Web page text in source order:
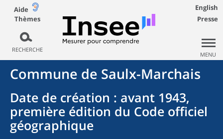
Aide
Thèmes
RECHERCHE
English
Presse
MENU
Commune de Saulx-Marchais
Date de création : avant 1943,
première édition du Code officiel
géographique